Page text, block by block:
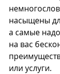
насыщены
а самые
на вас
или услуги.